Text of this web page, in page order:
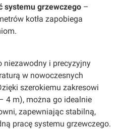
systemu grzewczego –
kotła zapobiega
niezawodny i precyzyjny
w nowoczesnych
szerokiemu zakresowi
4 m), można go idealnie
zapewniając stabilną,
pracę systemu grzewczego.